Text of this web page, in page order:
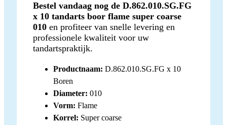
Bestel vandaag nog de D.862.010.SG.FG
x 10 tandarts boor flame super coarse
010 en profiteer van snelle levering en
professionele kwaliteit voor uw
tandartspraktijk.
Productnaam: D.862.010.SG.FG x 10
Boren
Diameter: 010
Vorm: Flame
Korrel: Super coarse